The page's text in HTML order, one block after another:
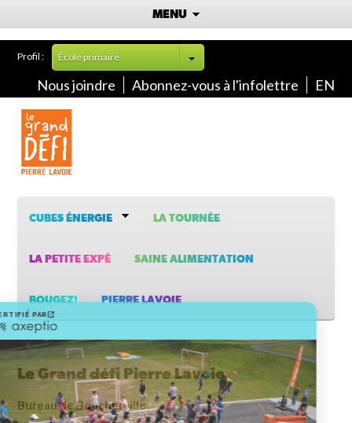
MENU
Profil : École primaire
Nous joindre Abonnez-vous à l'infolettre EN
CUBES ÉNERGIE LA TOURNÉE
LA PETITE EXPÉ SAINE ALIMENTATION
BOUGEZ! PIERRE LAVOIE
Le Grand défi Pierre Lavoie
Bureau de Boucherville